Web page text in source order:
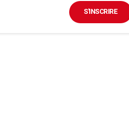
S'INSCRIRE